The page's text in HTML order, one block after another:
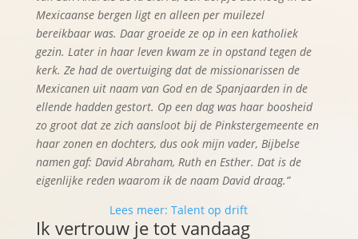
Mexicaanse bergen ligt en alleen per muilezel
bereikbaar was. Daar groeide ze op in een katholiek
gezin. Later in haar leven kwam ze in opstand tegen de
kerk. Ze had de overtuiging dat de missionarissen de
Mexicanen uit naam van God en de Spanjaarden in de
ellende hadden gestort. Op een dag was haar boosheid
zo groot dat ze zich aansloot bij de Pinkstergemeente en
haar zonen en dochters, dus ook mijn vader, Bijbelse
namen gaf: David Abraham, Ruth en Esther. Dat is de
eigenlijke reden waarom ik de naam David draag.”
Lees meer: Talent op drift
Ik vertrouw je tot vandaag